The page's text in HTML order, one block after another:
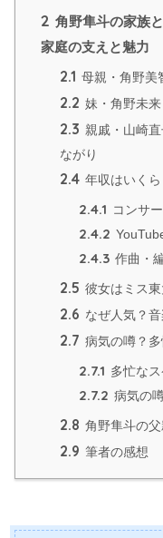
2 角野隼斗の家族
家庭の支えと魅力
2.1 母親・角野美
2.2 妹・角野未
2.3 親戚・山崎
ながり
2.4 年収はいく
2.4.1 コンサ
2.4.2
2.4.3 作曲・
2.5 彼女はミス
2.6 なぜ人気？
2.7 病気の噂？
2.7.1 多忙な
2.7.2 病気の
2.8 角野隼斗の
2.9 筆者の感想